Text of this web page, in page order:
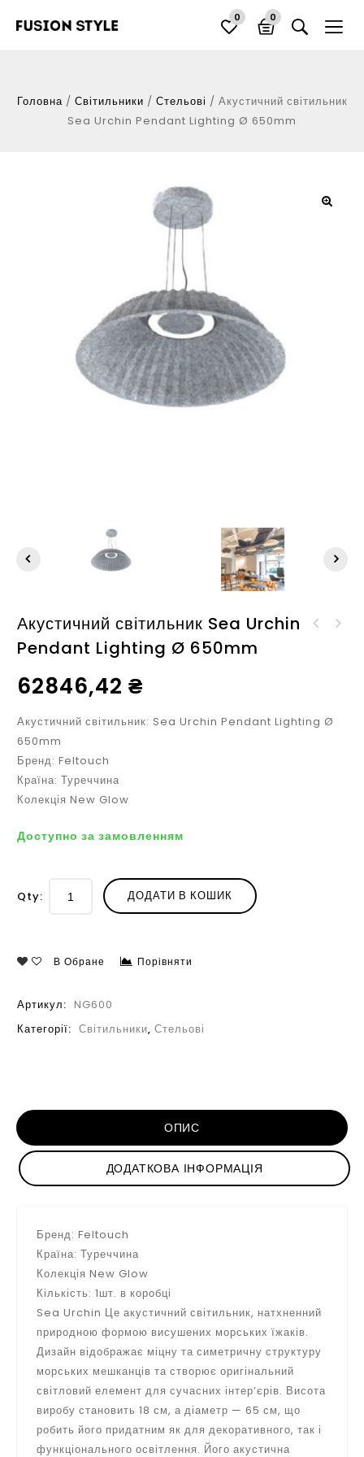
0 0
Головна/ Світильники / Стельові / Акустичний світильник
Sea Urchin Pendant Lighting Ø 650mm
Акустичний світильник Sea Urchin
Pendant Lighting Ø 650mm
62846,42 ₴
Акустичний світильник: Sea Urchin Pendant Lighting Ø
650mm
Бренд: Feltouch
Країна: Туреччина
Колекція New Glow
Доступно за замовленням
Qty: ДОДАТИ В КОШИК
В Обране Порівняти
Артикул: NG600
Категорії: Світильники, Стельові
ОПИС
ДОДАТКОВА ІНФОРМАЦІЯ
Бренд: Feltouch
Країна: Туреччина
Колекція New Glow
Кількість: 1шт. в коробці
Sea Urchin Це акустичний світильник, натхненний
природною формою висушених морських їжаків.
Дизайн відображає міцну та симетричну структуру
морських мешканців та створює оригінальний
світловий елемент для сучасних інтер’єрів. Висота
виробу становить 18 см, а діаметр — 65 см, що
робить його придатним як для декоративного, так і
функціонального освітлення. Його акустична